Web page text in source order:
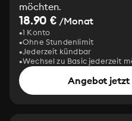
möchten.
18.90 € /Monat
1 Konto
Ohne Stundenlimit
Jederzeit kündbar
Wechsel zu Basic jederzeit
Angebot jetzt